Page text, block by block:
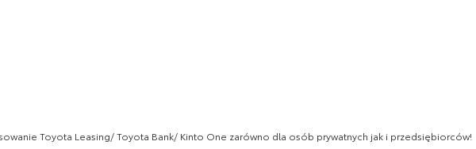
Toyota Leasing/ Toyota Bank/ Kinto One zarówno dla osób prywatnych jak i przedsiębiorców!